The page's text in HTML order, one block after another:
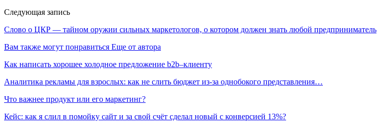
Следующая запись
Слово о ЦКР — тайном оружии сильных маркетологов, о котором должен знать любой предприниматель
Вам также могут понравиться Еще от автора
Как написать хорошее холодное предложение b2b–клиенту
Аналитика рекламы для взрослых: как не слить бюджет из-за однобокого представления…
Что важнее продукт или его маркетинг?
Кейс: как я слил в помойку сайт и за свой счёт сделал новый с конверсией 13%?